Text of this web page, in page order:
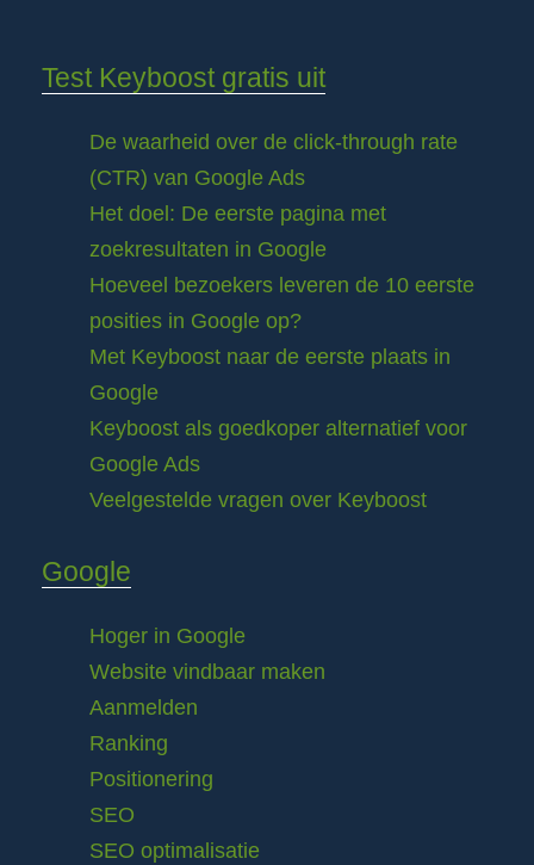
Test Keyboost gratis uit
De waarheid over de click-through rate
(CTR) van Google Ads
Het doel: De eerste pagina met
zoekresultaten in Google
Hoeveel bezoekers leveren de 10 eerste
posities in Google op?
Met Keyboost naar de eerste plaats in
Google
Keyboost als goedkoper alternatief voor
Google Ads
Veelgestelde vragen over Keyboost
Google
Hoger in Google
Website vindbaar maken
Aanmelden
Ranking
Positionering
SEO
SEO optimalisatie